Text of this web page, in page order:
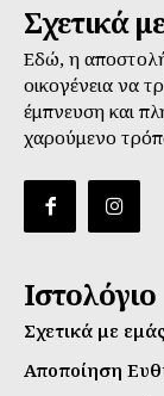
Σχετικά
Εδώ, η
οικογένεια να
έμπνευση και
χαρούμενο
Ιστολόγιο
Σχετικά με
Αποποίηση